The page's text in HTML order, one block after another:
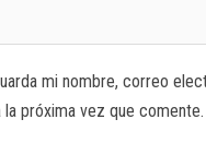
mi nombre, correo
la próxima vez que comente.